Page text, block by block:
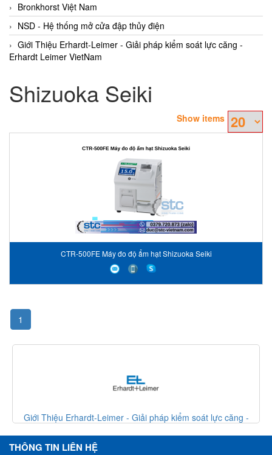
Bronkhorst Việt Nam
NSD - Hệ thống mở cửa đập thủy điện
Giới Thiệu Erhardt-Leimer - Giải pháp kiểm soát lực căng -
Erhardt Leimer VietNam
Shizuoka Seiki
Show items
CTR-500FE Máy đo độ ẩm hạt Shizuoka Seiki
1
Giới Thiệu Erhardt-Leimer - Giải pháp kiểm soát lực căng -
THÔNG TIN LIÊN HỆ